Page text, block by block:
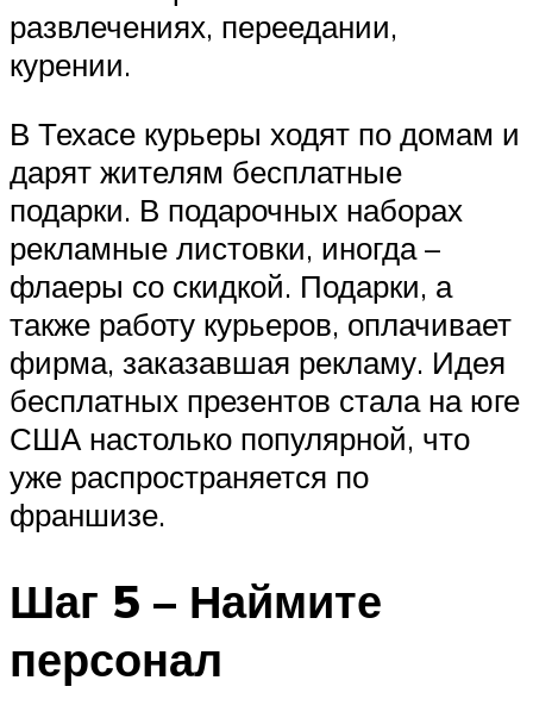
развлечениях, переедании,
курении.
В Техасе курьеры ходят по домам и
дарят жителям бесплатные
подарки. В подарочных наборах
рекламные листовки, иногда –
флаеры со скидкой. Подарки, а
также работу курьеров, оплачивает
фирма, заказавшая рекламу. Идея
бесплатных презентов стала на юге
США настолько популярной, что
уже распространяется по
франшизе.
Шаг 5 – Наймите
персонал